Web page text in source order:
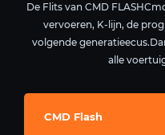
De Flits van CMD
vervoeren, K-lijn, de
volgende
alle
CMD Flash